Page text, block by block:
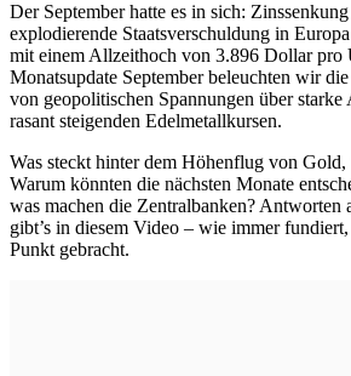
Der September hatte es in sich:
explodierende Staatsverschuldung in
mit einem Allzeithoch von 3.896 Dollar pro
Monatsupdate September beleuchten wir
von geopolitischen Spannungen über
rasant steigenden Edelmetallkursen.
Was steckt hinter dem Höhenflug von
Warum könnten die nächsten Monate
was machen die Zentralbanken? Antworten
gibt’s in diesem Video – wie immer
Punkt gebracht.